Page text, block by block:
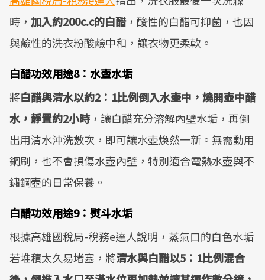
時， 加入約200c.c的白醋，酸性的白醋可抑菌，也因
與鹼性的洗衣粉酸鹼中和，讓衣物更柔軟。
白醋功效用途8：水壺水垢
將白醋與清水以約2：1比例倒入水壺中，燒開壺中醋
水，靜置約2小時 ，讓白醋充分溶解內壁水垢，再倒
出用清水沖洗數次，即可讓水壺煥然一新。無需動用
鋼刷，也不會損傷水壺內壁，特別適合電熱水壺與不
鏽鋼壺的日常保養。
白醋功效用途9：熨斗水垢
根據高雄國稅局-稅務e達人說明，蒸氣口的白色水垢
若堆積太久易堵塞，將清水與白醋以5：1比例混合